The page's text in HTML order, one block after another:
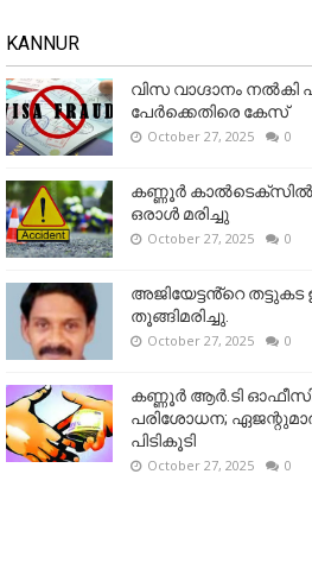
KANNUR
വിസ വാഗ്ദാനം നൽകി
പേർക്കെതിരെ കേസ്
October 27, 2025 0
കണ്ണൂര്‍ കാല്‍ടെക്‌സില്‍
ഒരാള്‍ മരിച്ചു
October 27, 2025 0
അജിയേട്ടൻ്റെ
തൂങ്ങിമരിച്ചു.
October 27, 2025 0
കണ്ണൂര്‍ ആര്‍.ടി
പരിശോധന;
പിടികൂടി
October 27, 2025 0